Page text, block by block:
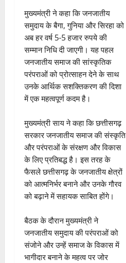
मुख्यमंत्री ने कहा कि जनजातीय
समुदाय के बैगा, गुनिया और सिरहा को
अब हर वर्ष 5-5 हजार रुपये की
सम्मान निधि दी जाएगी। यह पहल
जनजातीय समाज की सांस्कृतिक
परंपराओं को प्रोत्साहन देने के साथ
उनके आर्थिक सशक्तिकरण की दिशा
में एक महत्वपूर्ण कदम है।
मुख्यमंत्री साय ने कहा कि छत्तीसगढ़
सरकार जनजातीय समाज की संस्कृति
और परंपराओं के संरक्षण और विकास
के लिए प्रतिबद्ध है। इस तरह के
फैसले छत्तीसगढ़ के जनजातीय क्षेत्रों
को आत्मनिर्भर बनाने और उनके गौरव
को बढ़ाने में सहायक साबित होंगे।
बैठक के दौरान मुख्यमंत्री ने
जनजातीय समुदाय की परंपराओं को
संजोने और उन्हें समाज के विकास में
भागीदार बनाने के महत्व पर जोर